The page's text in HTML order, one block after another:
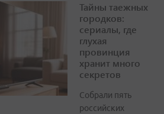
Тайны таежных
городков:
сериалы, где
глухая
провинция
хранит много
секретов
Собрали пять
российских